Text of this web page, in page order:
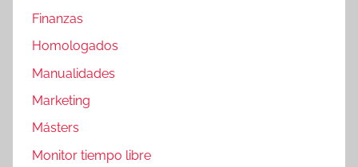
Finanzas
Homologados
Manualidades
Marketing
Másters
Monitor tiempo libre